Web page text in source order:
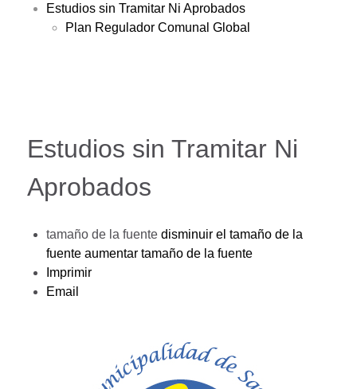
Estudios sin Tramitar Ni Aprobados
Plan Regulador Comunal Global
Estudios sin Tramitar Ni
Aprobados
tamaño de la fuente disminuir el tamaño de la
fuente aumentar tamaño de la fuente
Imprimir
Email